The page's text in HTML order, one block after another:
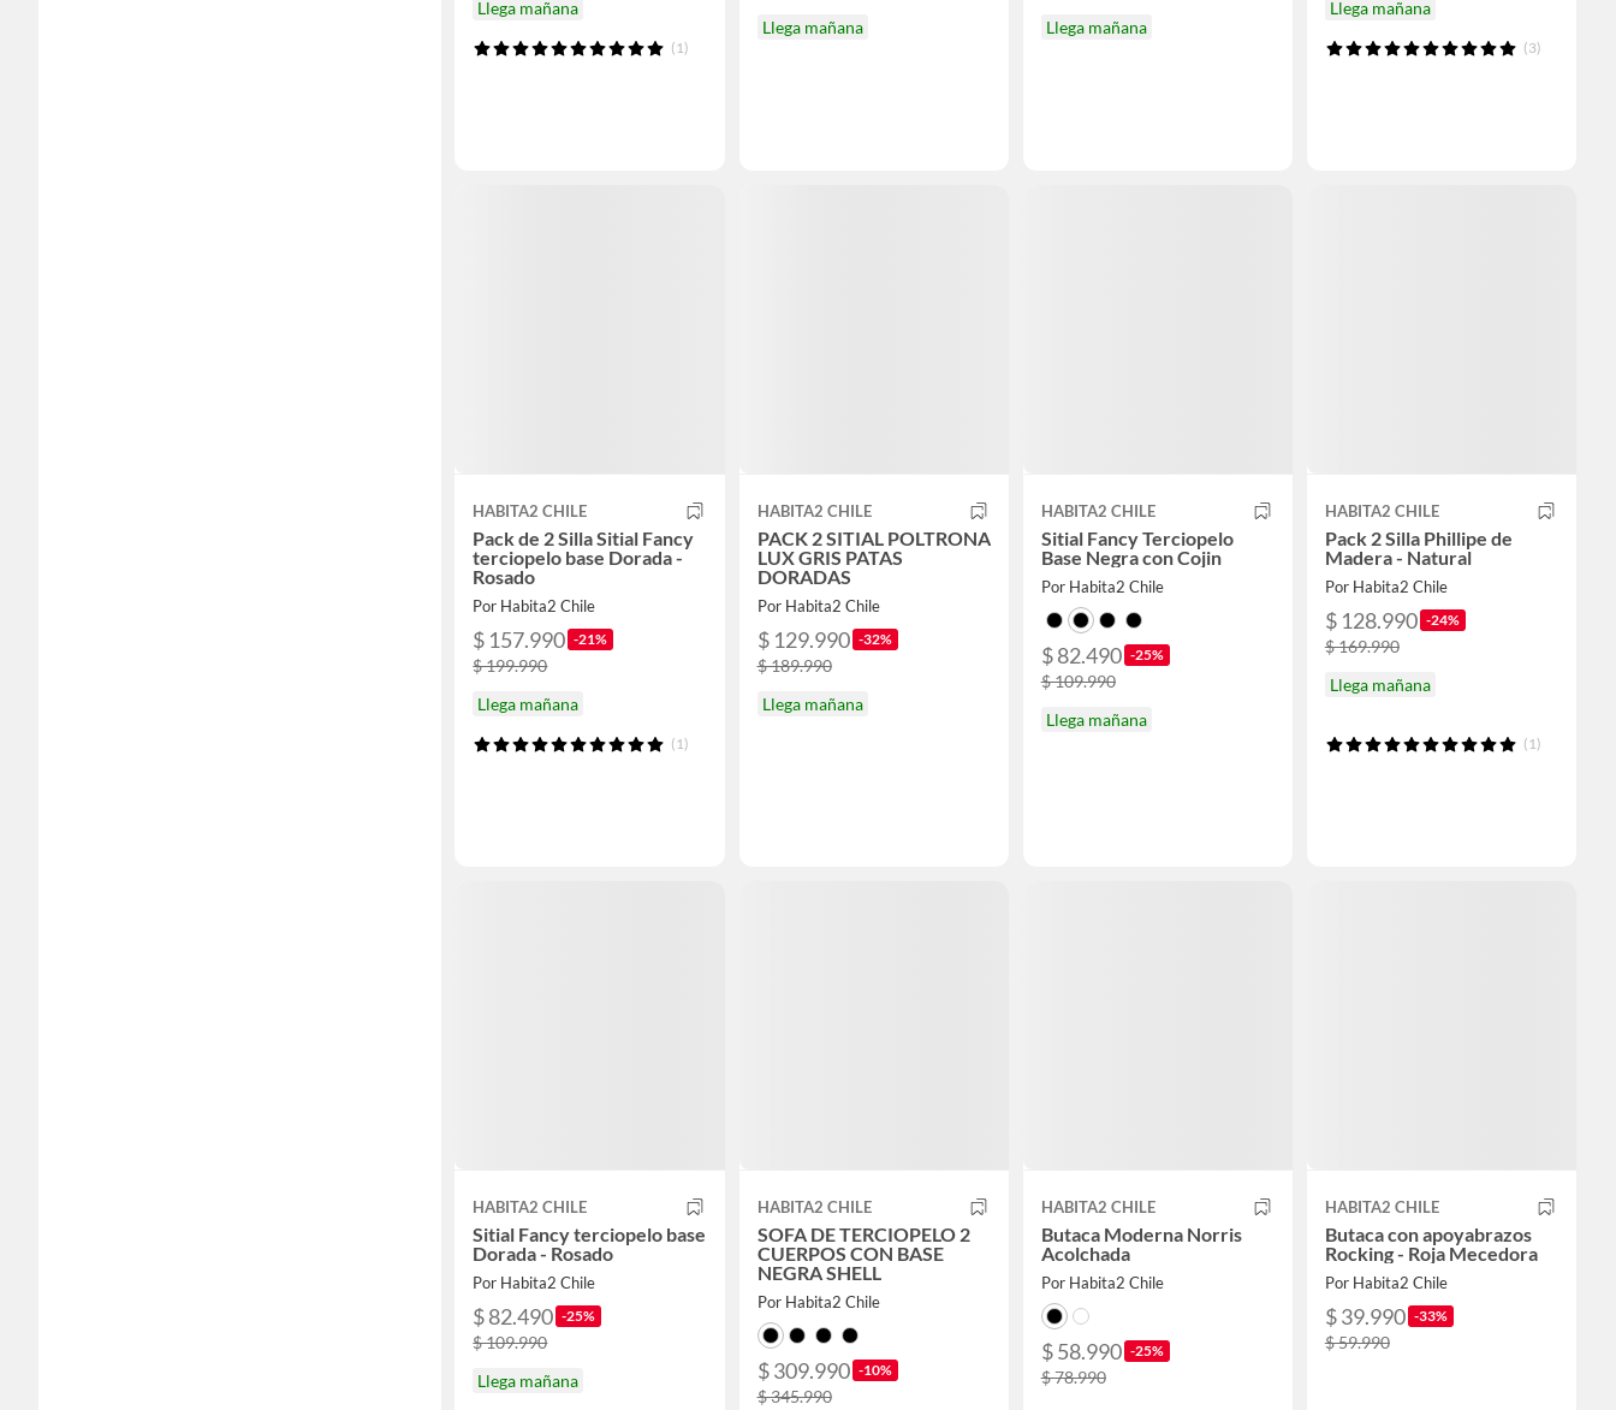
Llega mañana
(1)
Llega mañana
Llega mañana
Llega mañana
(3)
HABITA2 CHILE
Pack de 2 Silla Sitial Fancy
terciopelo base Dorada -
Rosado
Por Habita2 Chile
$ 157.990 -21%
$ 199.990
Llega mañana
(1)
HABITA2 CHILE
PACK 2 SITIAL POLTRONA
LUX GRIS PATAS
DORADAS
Por Habita2 Chile
$ 129.990 -32%
$ 189.990
Llega mañana
HABITA2 CHILE
Sitial Fancy Terciopelo
Base Negra con Cojin
Por Habita2 Chile
$ 82.490 -25%
$ 109.990
Llega mañana
HABITA2 CHILE
Pack 2 Silla Phillipe de
Madera - Natural
Por Habita2 Chile
$ 128.990 -24%
$ 169.990
Llega mañana
(1)
HABITA2 CHILE
Sitial Fancy terciopelo base
Dorada - Rosado
Por Habita2 Chile
$ 82.490 -25%
$ 109.990
Llega mañana
HABITA2 CHILE
SOFA DE TERCIOPELO 2
CUERPOS CON BASE
NEGRA SHELL
Por Habita2 Chile
$ 309.990 -10%
$ 345.990
HABITA2 CHILE
Butaca Moderna Norris
Acolchada
Por Habita2 Chile
$ 58.990 -25%
$ 78.990
HABITA2 CHILE
Butaca con apoyabrazos
Rocking - Roja Mecedora
Por Habita2 Chile
$ 39.990 -33%
$ 59.990